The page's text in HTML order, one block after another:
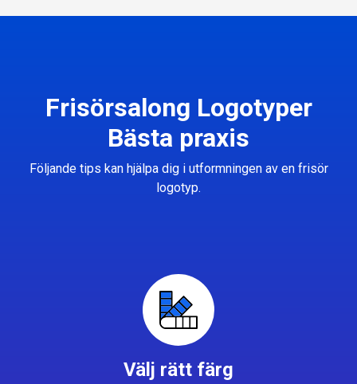
Frisörsalong Logotyper
Bästa praxis
Följande tips kan hjälpa dig i utformningen av en frisör
logotyp.
Välj rätt färg